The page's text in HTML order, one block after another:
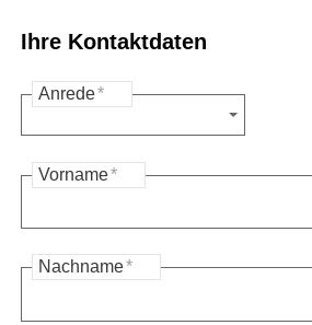
Ihre Kontaktdaten
Anrede*
Vorname*
Nachname*